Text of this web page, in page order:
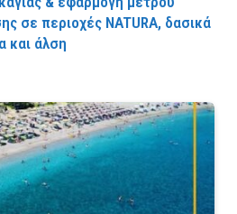
σε περιοχές NATURA, δασικά
και άλση